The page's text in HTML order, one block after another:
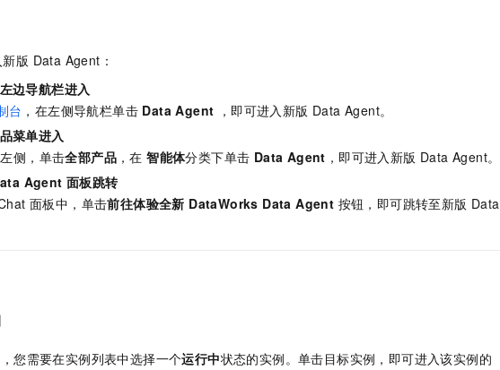
版 Data Agent：
边导航栏进入
台 ，在左侧导航栏单击 Data Agent ，即可进入新版 Data Agent。
菜单进入
侧，单击全部产品 ，在智能体分类下单击 Data Agent ，即可进入新版 Data Agent。
Agent 面板跳转
面板中，单击前往体验全新 DataWorks Data Agent 按钮，即可跳转至新版 Data
您需要在实例列表中选择一个运行中状态的实例。单击目标实例，即可进入该实例的
用
依托云原生高可用架构,实现Dify私有化部署
AI 助手
在企业官网、通讯软件中为客户提供 AI 客服
即刻拥有 DeepSeek-R1 满血版 超强辅助，Bolt.diy 一步搞定创意建站